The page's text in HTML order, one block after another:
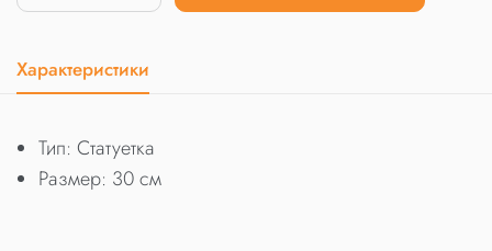
Характеристики
Тип: Статуетка
Размер: 30 см